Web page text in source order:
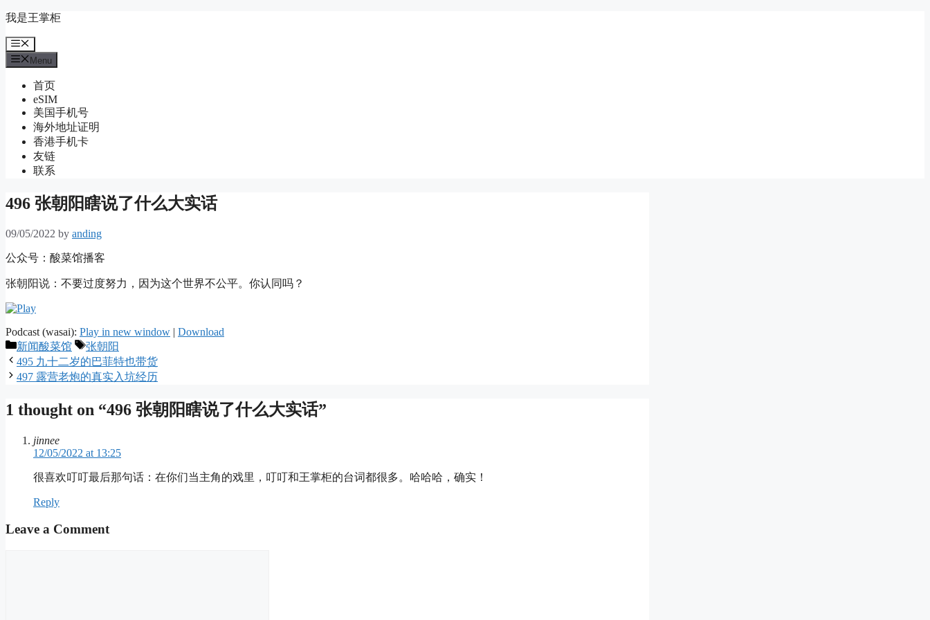
Skip
content
我是王掌柜
Menu
Menu
首页
eSIM
美国手机号
海外地址证明
香港手机卡
友链
联系
496 张朝阳瞎说了什么大实话
09/05/2022 by anding
公众号：酸菜馆播客
张朝阳说：不要过度努力，因为这个世界不公平。你认同吗？
Podcast (wasai): Play in new window
Download
Categories
新闻酸菜馆 Tags
张朝阳
495 九十二岁的巴菲特也带货
497 露营老炮的真实入坑经历
1 thought on “496 张朝阳瞎说了什么大实话”
jinnee
12/05/2022 at 13:25
很喜欢叮叮最后那句话：在你们当主角的戏里，叮叮和王掌柜的台词都很多。哈哈哈，确实！
Reply
Leave a Comment